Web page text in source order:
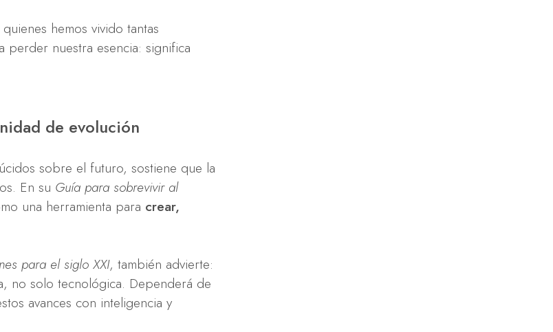
hemos vivido tantas
perder nuestra esencia: significa
de evolución
sobre el futuro, sostiene que la
En su Guía para sobrevivir al
una herramienta para crear,
para el siglo XXI, también advierte:
no solo tecnológica. Dependerá de
avances con inteligencia y